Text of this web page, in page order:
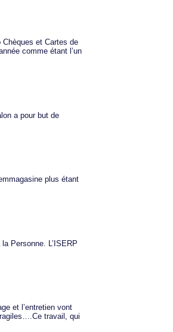
et Cartes de
comme étant l’un
a pour but de
plus étant
Personne. L’ISERP
et l’entretien vont
travail, qui